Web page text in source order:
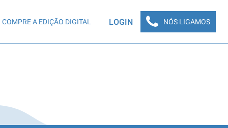
COMPRE A EDIÇÃO DIGITAL LOGIN NÓS LIGAMOS